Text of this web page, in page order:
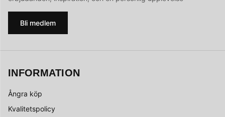
Bli medlem
INFORMATION
Ångra köp
Kvalitetspolicy